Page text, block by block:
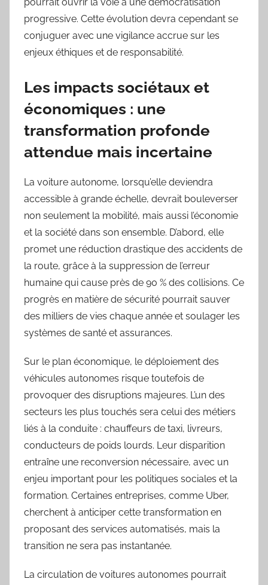
progressive. Cette évolution devra cependant se
conjuguer avec une vigilance accrue sur les
enjeux éthiques et de responsabilité.
Les impacts sociétaux et
économiques : une
transformation profonde
attendue mais incertaine
La voiture autonome, lorsqu’elle deviendra
accessible à grande échelle, devrait bouleverser
non seulement la mobilité, mais aussi l’économie
et la société dans son ensemble. D’abord, elle
promet une réduction drastique des accidents de
la route, grâce à la suppression de l’erreur
humaine qui cause près de 90 % des collisions. Ce
progrès en matière de sécurité pourrait sauver
des milliers de vies chaque année et soulager les
systèmes de santé et assurances.
Sur le plan économique, le déploiement des
véhicules autonomes risque toutefois de
provoquer des disruptions majeures. L’un des
secteurs les plus touchés sera celui des métiers
liés à la conduite : chauffeurs de taxi, livreurs,
conducteurs de poids lourds. Leur disparition
entraîne une reconversion nécessaire, avec un
enjeu important pour les politiques sociales et la
formation. Certaines entreprises, comme Uber,
cherchent à anticiper cette transformation en
proposant des services automatisés, mais la
transition ne sera pas instantanée.
La circulation de voitures autonomes pourrait